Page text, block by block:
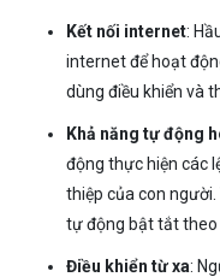
Kết nối internet:
internet để hoạt
dùng điều khiển và
Khả năng tự động
động thực hiện các
thiệp của con
tự động bật tắt theo
Điều khiển từ xa: